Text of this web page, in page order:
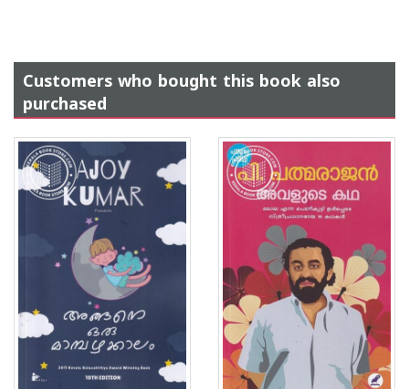
Customers who bought this book also
purchased